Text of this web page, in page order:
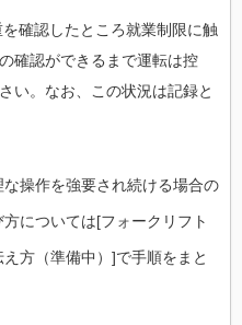
を確認したところ就業制限に触
確認ができるまで運転は控
い。なお、この状況は記録と
操作を強要され続ける場合の
については[フォークリフト
方（準備中）]で手順をまと